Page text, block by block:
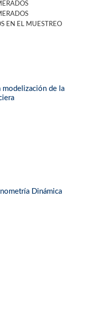
EN EL MUESTREO
modelización de la
Dinámica